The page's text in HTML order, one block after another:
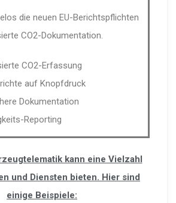
die neuen EU-Berichtspflichten
CO2-Dokumentation.
CO2-Erfassung
auf Knopfdruck
Dokumentation
Reporting
kann eine Vielzahl
und Diensten bieten. Hier sind
einige Beispiele: